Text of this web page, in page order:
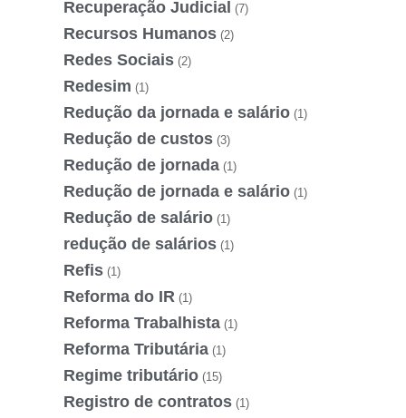
Recuperação Judicial (7)
Recursos Humanos (2)
Redes Sociais (2)
Redesim (1)
Redução da jornada e salário (1)
Redução de custos (3)
Redução de jornada (1)
Redução de jornada e salário (1)
Redução de salário (1)
redução de salários (1)
Refis (1)
Reforma do IR (1)
Reforma Trabalhista (1)
Reforma Tributária (1)
Regime tributário (15)
Registro de contratos (1)